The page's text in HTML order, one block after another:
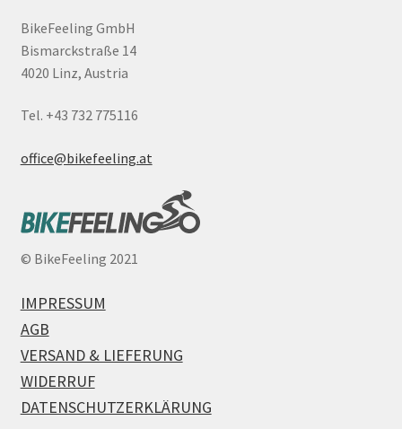
BikeFeeling GmbH
Bismarckstraße 14
4020 Linz, Austria
Tel. +43 732 775116
office@bikefeeling.at
© BikeFeeling 2021
IMPRESSUM
AGB
VERSAND & LIEFERUNG
WIDERRUF
DATENSCHUTZERKLÄRUNG